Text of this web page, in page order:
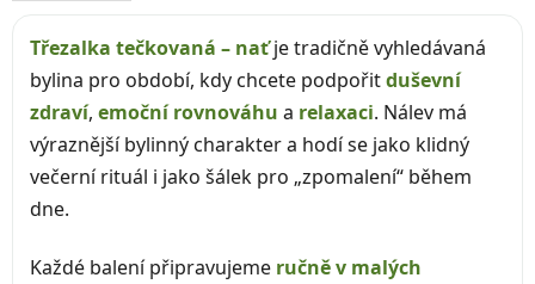
Třezalka tečkovaná – naťje tradičně vyhledávaná
bylina pro období, kdy chcete podpořitduševní
zdraví, emoční rovnováhu a relaxaci. Nálev má
výraznější bylinný charakter a hodí se jako klidný
večerní rituál i jako šálek pro „zpomalení“ během
dne.
Každé balení připravujeme ručně v malých